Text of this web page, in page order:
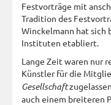
Festvorträge mit
Tradition des
Winckelmann hat sich
Instituten etabliert.
Lange Zeit waren nur
Künstler für die
Gesellschaft
auch einem breiteren